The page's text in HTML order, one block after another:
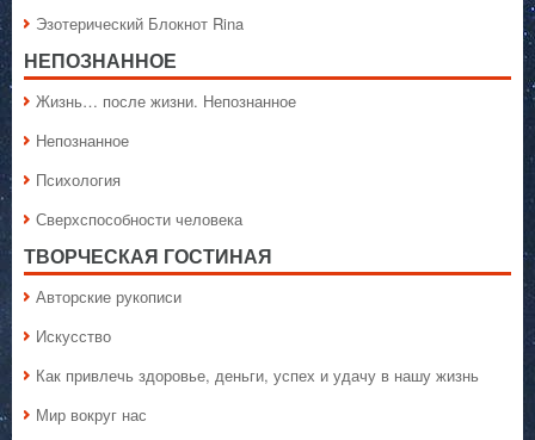
Эзотерический Блокнот Rina
НЕПОЗНАННОЕ
Жизнь… после жизни. Непознанное
Непознанное
Психология
Сверхспособности человека
ТВОРЧЕСКАЯ ГОСТИНАЯ
Авторские рукописи
Искусство
Как привлечь здоровье, деньги, успех и удачу в нашу жизнь
Мир вокруг нас